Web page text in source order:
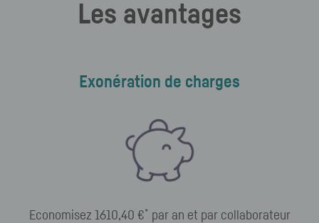
Les avantages
Exonération de charges
Economisez 1610,40 €* par an et par collaborateur